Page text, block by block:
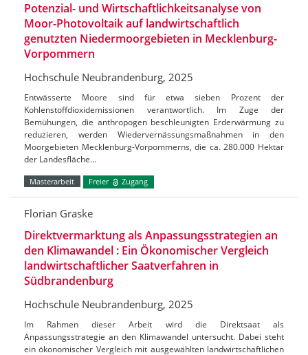
Potenzial- und Wirtschaftlichkeitsanalyse von
Moor-Photovoltaik auf landwirtschaftlich
genutzten Niedermoorgebieten in Mecklenburg-
Vorpommern
Hochschule Neubrandenburg, 2025
Entwässerte Moore sind für etwa sieben Prozent der
Kohlenstoffdioxidemissionen verantwortlich. Im Zuge der
Bemühungen, die anthropogen beschleunigten Erderwärmung zu
reduzieren, werden Wiedervernässungsmaßnahmen in den
Moorgebieten Mecklenburg-Vorpommerns, die ca. 280.000 Hektar
der Landesfläche…
Masterarbeit Freier Zugang
Florian Graske
Direktvermarktung als Anpassungsstrategien an
den Klimawandel : Ein Ökonomischer Vergleich
landwirtschaftlicher Saatverfahren in
Südbrandenburg
Hochschule Neubrandenburg, 2025
Im Rahmen dieser Arbeit wird die Direktsaat als
Anpassungsstrategie an den Klimawandel untersucht. Dabei steht
ein ökonomischer Vergleich mit ausgewählten landwirtschaftlichen